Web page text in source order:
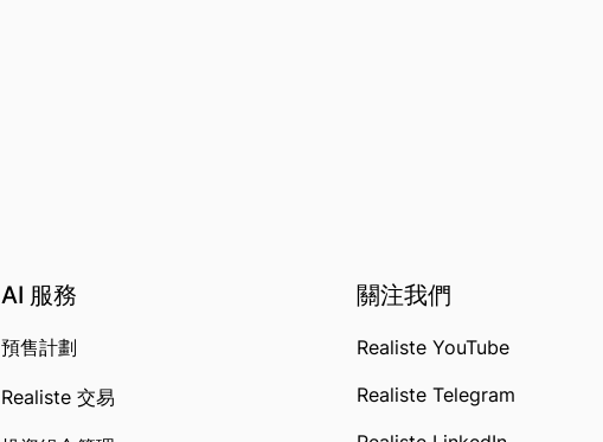
AI 服務
預售計劃
Realiste 交易
關注我們
Realiste YouTube
Realiste Telegram